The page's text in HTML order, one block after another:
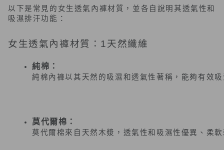
以下是常見的女生透氣內褲材質，並各自說明其透氣性和
吸濕排汗功能：
女生透氣內褲材質：1天然纖維
純棉：
純棉內褲以其天然的吸濕和透氣性著稱，能夠有效
莫代爾棉：
莫代爾棉來自天然木漿，透氣性和吸濕性優異、柔